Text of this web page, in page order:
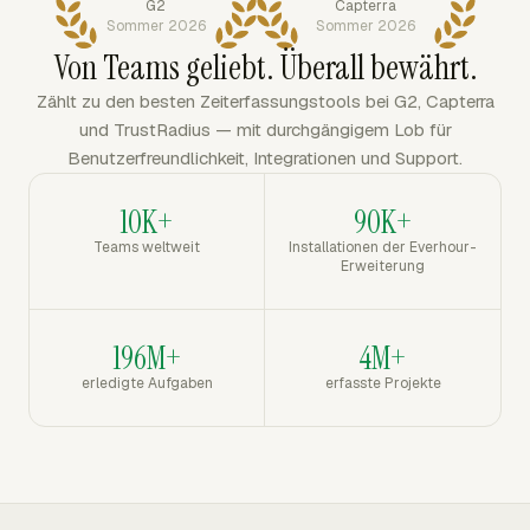
G2
Sommer 2026
Capterra
Sommer 2026
Von Teams geliebt. Überall bewährt.
Zählt zu den besten Zeiterfassungstools bei G2, Capterra
und TrustRadius — mit durchgängigem Lob für
Benutzerfreundlichkeit, Integrationen und Support.
10K+
Teams weltweit
90K+
Installationen der Everhour-
Erweiterung
196M+
erledigte Aufgaben
4M+
erfasste Projekte